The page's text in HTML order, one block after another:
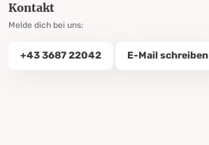
Kontakt
Melde dich bei uns:
+43 3687 22042 E-Mail schreiben